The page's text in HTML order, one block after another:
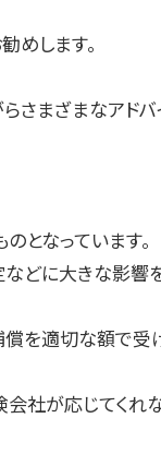
めします。
さまざまなアド
となっています。
どに大きな影響
償を適切な額で受
会社が応じてくれ